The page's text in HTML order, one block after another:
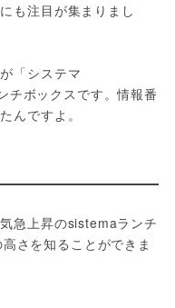
も注目が集まりまし
「システマ
チボックスです。情報番
んですよ。
急上昇のsistemaランチ
さを知ることができま